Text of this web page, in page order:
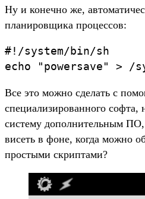
Ну и конечно же,
планировщика процессов:
#!/system/bin/sh
Все это можно сделать с
специализированного софта,
систему дополнительным ПО,
висеть в фоне, когда можно
простыми скриптами?